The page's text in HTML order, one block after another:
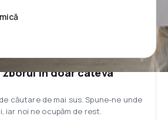
în doar câteva
căutare de mai sus. Spune-ne unde
iar noi ne ocupăm de rest.